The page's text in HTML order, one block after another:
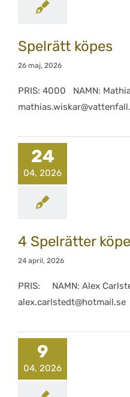
Spelrätt köpes
26 maj, 2026
PRIS: 4000 NAMN:
24
04, 2026
4 Spelrätter
24 april, 2026
PRIS: NAMN: Alex
9
04, 2026